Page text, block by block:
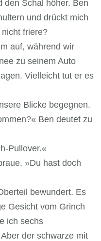
den Schal höher. Ben
und drückt mich
friere?
auf, während wir
zu seinem Auto
Vielleicht tut er es
Blicke begegnen.
Ben deutet zu
Pullover.«
»Du hast doch
bewundert. Es
Gesicht vom Grinch
ich sechs
der schwarze mit